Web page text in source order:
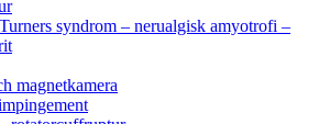
syndrom – nerualgisk amyotrofi –
magnetkamera